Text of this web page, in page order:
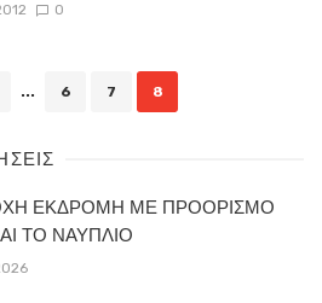
0
... 6 7 8
ΕΚΔΡΟΜΗ ΜΕ ΠΡΟΟΡΙΣΜΟ
ΤΟ ΝΑΥΠΛΙΟ